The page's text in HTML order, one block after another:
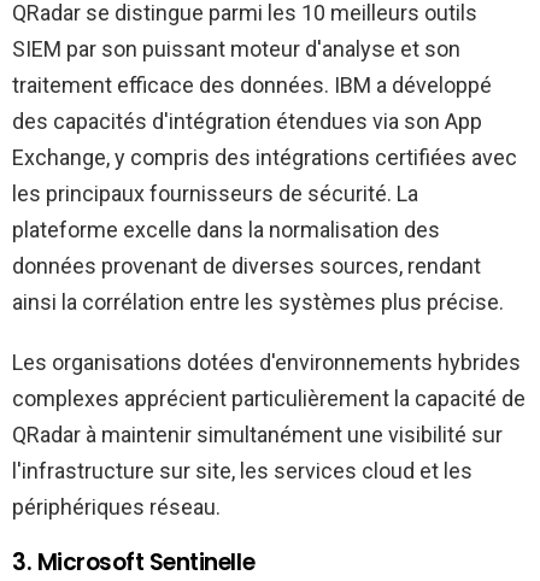
QRadar se distingue parmi les 10 meilleurs outils
SIEM par son puissant moteur d'analyse et son
traitement efficace des données. IBM a développé
des capacités d'intégration étendues via son App
Exchange, y compris des intégrations certifiées avec
les principaux fournisseurs de sécurité. La
plateforme excelle dans la normalisation des
données provenant de diverses sources, rendant
ainsi la corrélation entre les systèmes plus précise.
Les organisations dotées d'environnements hybrides
complexes apprécient particulièrement la capacité de
QRadar à maintenir simultanément une visibilité sur
l'infrastructure sur site, les services cloud et les
périphériques réseau.
3. Microsoft Sentinelle